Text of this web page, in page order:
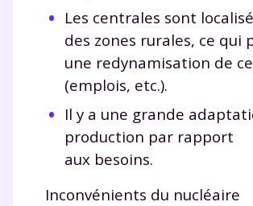
Les centrales sont
des zones rurales, ce qui
une redynamisation de
(emplois, etc.).
Il y a une grande
production par rapport
aux besoins.
Inconvénients du nucléaire